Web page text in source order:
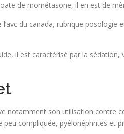
de mométasone, il en est de
du canada, rubrique posologie
il est caractérisé par la sédation,
notamment son utilisation contre
compliquée, pyélonéphrites et